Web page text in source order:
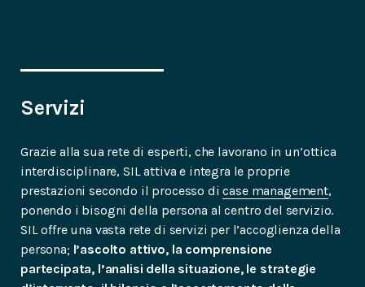
Servizi
Grazie alla sua rete di esperti, che lavorano in un’ottica
interdisciplinare, SIL attiva e integra le proprie
prestazioni secondo il processo dicase management,
ponendo i bisogni della persona al centro del servizio.
SIL offre una vasta rete di servizi per l’accoglienza della
persona; l’ascolto attivo, la comprensione
partecipata, l’analisi della situazione, le strategie